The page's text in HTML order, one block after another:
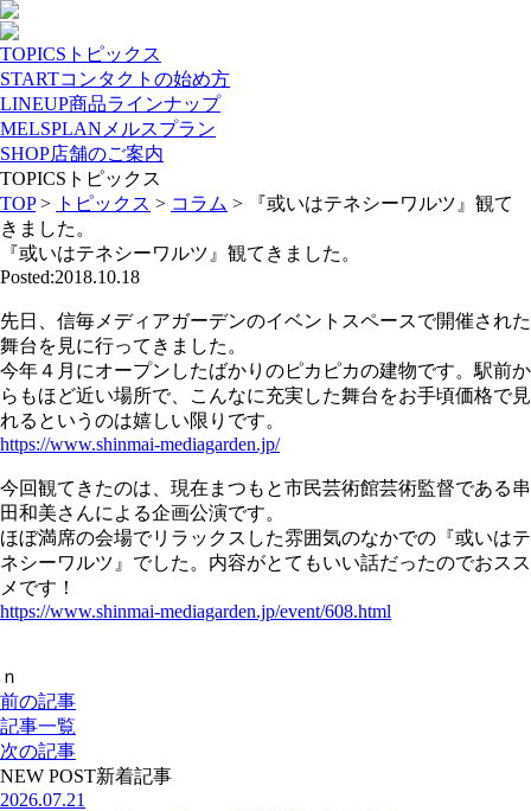
TOPICS トピックス
STARTコンタクトの始め方
LINEUP商品ラインナップ
MELSPLAN メルスプラン
SHOP店舗のご案内
TOPICS トピックス
TOP> トピックス > コラム >
『或いはテネシーワルツ』観て
きました。
『或いはテネシーワルツ』観てきました。
Posted:2018.10.18
先日、信毎メディアガーデンのイベントスペースで開催された
舞台を見に行ってきました。
今年４月にオープンしたばかりのピカピカの建物です。駅前か
らもほど近い場所で、こんなに充実した舞台をお手頃価格で見
れるというのは嬉しい限りです。
https://www.shinmai-mediagarden.jp/
今回観てきたのは、現在まつもと市民芸術館芸術監督である串
田和美さんによる企画公演です。
ほぼ満席の会場でリラックスした雰囲気のなかでの『或いはテ
ネシーワルツ』でした。内容がとてもいい話だったのでおスス
メです！
https://www.shinmai-mediagarden.jp/event/608.html
ｎ
前の記事
記事一覧
次の記事
NEW POST新着記事
2026.07.21